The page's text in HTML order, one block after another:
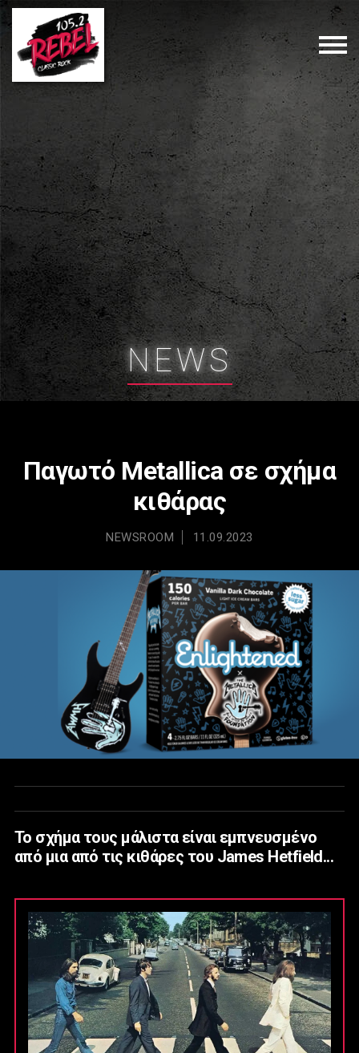
NEWS
Παγωτό Metallica σε σχήμα
κιθάρας
NEWSROOM 11.09.2023
Το σχήμα τους μάλιστα είναι εμπνευσμένο
από μια από τις κιθάρες του James Hetfield...